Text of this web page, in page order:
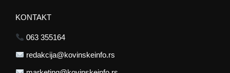
KONTAKT
063 355164
redakcija@kovinskeinfo.rs